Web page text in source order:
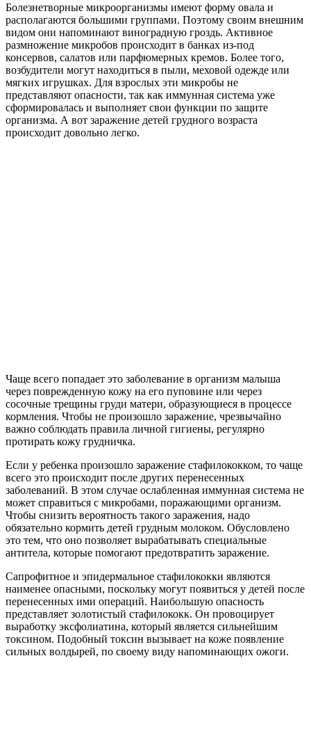
Болезнетворные микроорганизмы имеют форму овала и
располагаются большими группами. Поэтому своим внешним
видом они напоминают виноградную гроздь. Активное
размножение микробов происходит в банках из-под
консервов, салатов или парфюмерных кремов. Более того,
возбудители могут находиться в пыли, меховой одежде или
мягких игрушках. Для взрослых эти микробы не
представляют опасности, так как иммунная система уже
сформировалась и выполняет свои функции по защите
организма. А вот заражение детей грудного возраста
происходит довольно легко.
Чаще всего попадает это заболевание в организм малыша
через поврежденную кожу на его пуповине или через
сосочные трещины груди матери, образующиеся в процессе
кормления. Чтобы не произошло заражение, чрезвычайно
важно соблюдать правила личной гигиены, регулярно
протирать кожу грудничка.
Если у ребенка произошло заражение стафилококком, то чаще
всего это происходит после других перенесенных
заболеваний. В этом случае ослабленная иммунная система не
может справиться с микробами, поражающими организм.
Чтобы снизить вероятность такого заражения, надо
обязательно кормить детей грудным молоком. Обусловлено
это тем, что оно позволяет вырабатывать специальные
антитела, которые помогают предотвратить заражение.
Сапрофитное и эпидермальное стафилококки являются
наименее опасными, поскольку могут появиться у детей после
перенесенных ими операций. Наибольшую опасность
представляет золотистый стафилококк. Он провоцирует
выработку эксфолиатина, который является сильнейшим
токсином. Подобный токсин вызывает на коже появление
сильных волдырей, по своему виду напоминающих ожоги.